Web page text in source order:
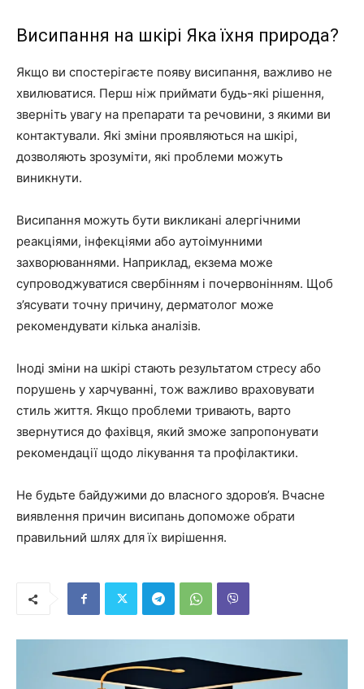
Висипання на шкірі Яка їхня природа?
Якщо ви спостерігаєте появу висипання, важливо не
хвилюватися. Перш ніж приймати будь-які рішення,
зверніть увагу на препарати та речовини, з якими ви
контактували. Які зміни проявляються на шкірі,
дозволяють зрозуміти, які проблеми можуть
виникнути.
Висипання можуть бути викликані алергічними
реакціями, інфекціями або аутоімунними
захворюваннями. Наприклад, екзема може
супроводжуватися свербінням і почервонінням. Щоб
з’ясувати точну причину, дерматолог може
рекомендувати кілька аналізів.
Іноді зміни на шкірі стають результатом стресу або
порушень у харчуванні, тож важливо враховувати
стиль життя. Якщо проблеми тривають, варто
звернутися до фахівця, який зможе запропонувати
рекомендації щодо лікування та профілактики.
Не будьте байдужими до власного здоров’я. Вчасне
виявлення причин висипань допоможе обрати
правильний шлях для їх вирішення.